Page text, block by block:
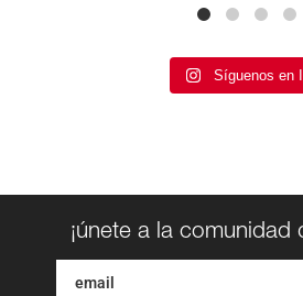
Síguenos en
¡únete a la comunidad